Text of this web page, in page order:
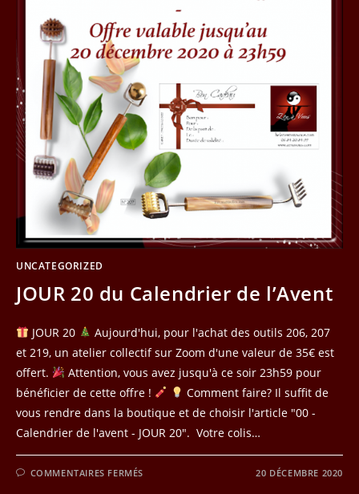
UNCATEGORIZED
JOUR 20 du Calendrier de l’Avent
JOUR 20
Aujourd'hui, pour l'achat des outils 206, 207
et 219, un atelier collectif sur Zoom d'une valeur de 35€ est
offert.
Attention, vous avez jusqu'à ce soir 23h59 pour
bénéficier de cette offre !
Comment faire? Il suffit de
vous rendre dans la boutique et de choisir l'article "00 -
Calendrier de l'avent - JOUR 20". Votre colis…
COMMENTAIRES FERMÉS 20 DÉCEMBRE 2020